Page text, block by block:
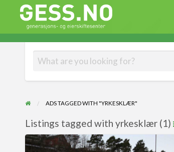
Generasjons- og eierskiftesenter
ADS TAGGED WITH "YRKESKLÆR"
Listings tagged with yrkesklær (1)